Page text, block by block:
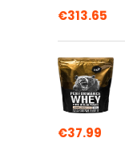
€313.65
€37.99